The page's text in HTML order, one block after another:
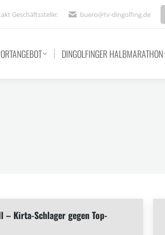
Geschäftsstelle: buero@tv-dingolfing.de
DINGOLFINGER HALBMARATHON
– Kirta-Schlager gegen Top-